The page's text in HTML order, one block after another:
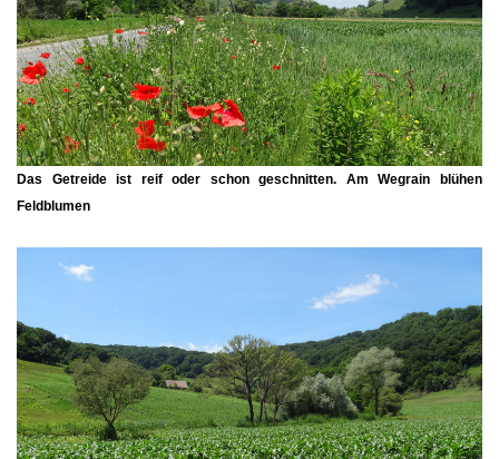
Das Getreide ist reif oder schon geschnitten. Am Wegrain blühen
Feldblumen